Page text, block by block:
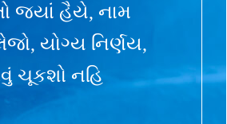
જ્યાં હૈયે, નામ
યોગ્ય નિર્ણય,
ચૂકશો નહિ